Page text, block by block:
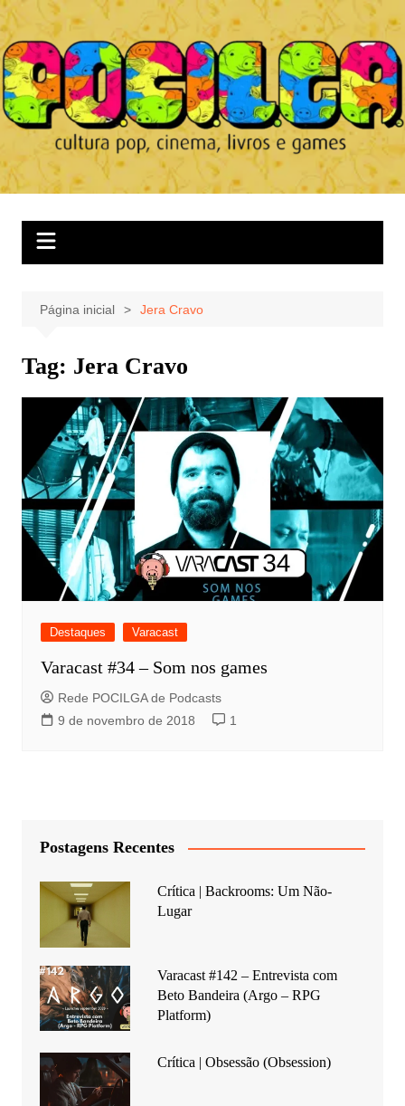
Ir
para
o
conteúdo
Página inicial Jera Cravo
Tag: Jera Cravo
Destaques Varacast
Varacast #34 – Som nos games
Rede POCILGA de Podcasts
9 de novembro de 2018
1
Postagens Recentes
Crítica | Backrooms: Um Não-
Lugar
Varacast #142 – Entrevista com
Beto Bandeira (Argo – RPG
Platform)
Crítica | Obsessão (Obsession)